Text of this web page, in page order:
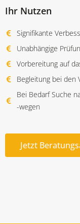
Ihr Nutzen
Signifikante
Unabhängige
Vorbereitung auf
Begleitung bei den
Bei Bedarf Suche
-wegen
Jetzt